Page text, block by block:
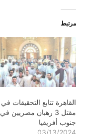
مرتبط
القاهرة تتابع التحقيقات في
مقتل 3 رهبان مصريين في
جنوب أفريقيا
03/13/2024